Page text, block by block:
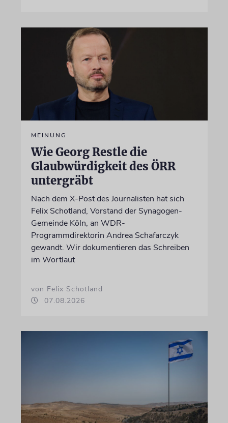
MEINUNG
Wie Georg Restle die
Glaubwürdigkeit des ÖRR
untergräbt
Nach dem X-Post des Journalisten hat sich
Felix Schotland, Vorstand der Synagogen-
Gemeinde Köln, an WDR-
Programmdirektorin Andrea Schafarczyk
gewandt. Wir dokumentieren das Schreiben
im Wortlaut
von Felix Schotland
07.08.2026